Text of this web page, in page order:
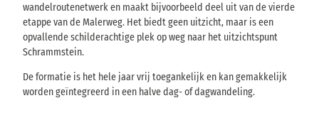
wandelroutenetwerk en maakt bijvoorbeeld deel uit van de vierde
etappe van de Malerweg. Het biedt geen uitzicht, maar is een
opvallende schilderachtige plek op weg naar het uitzichtspunt
Schrammstein.
De formatie is het hele jaar vrij toegankelijk en kan gemakkelijk
worden geïntegreerd in een halve dag- of dagwandeling.